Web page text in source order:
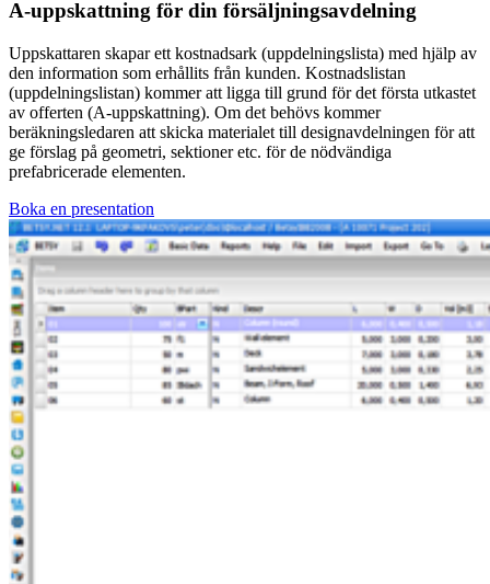
A-uppskattning för din försäljningsavdelning
Uppskattaren skapar ett kostnadsark (uppdelningslista) med hjälp av
den information som erhållits från kunden. Kostnadslistan
(uppdelningslistan) kommer att ligga till grund för det första utkastet
av offerten (A-uppskattning). ​Om det behövs kommer
beräkningsledaren att skicka materialet till designavdelningen för att
ge förslag på geometri, sektioner etc. för de nödvändiga
prefabricerade elementen.
Boka en presentation